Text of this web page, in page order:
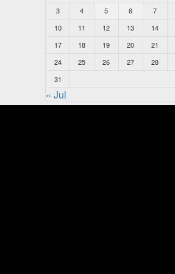
3
4 5 6 7
10
11 12 13 14
17
18 19 20 21
24
25 26 27 28
31
« Jul